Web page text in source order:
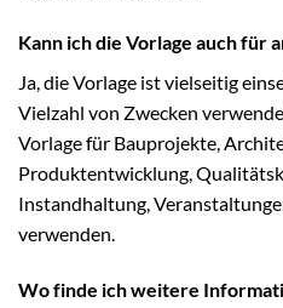
Kann ich die Vorlage auch für
Ja, die Vorlage ist vielseitig
Vielzahl von Zwecken
Vorlage für Bauprojekte,
Produktentwicklung,
Instandhaltung,
verwenden.
Wo finde ich weitere